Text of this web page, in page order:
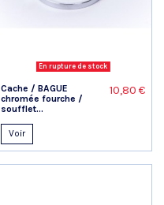
En rupture de stock
Cache / BAGUE
chromée fourche /
soufflet...
10,80 €
Voir